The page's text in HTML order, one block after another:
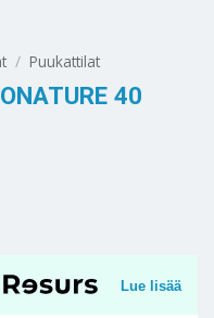
/ Puukattilat
40
Lue lisää